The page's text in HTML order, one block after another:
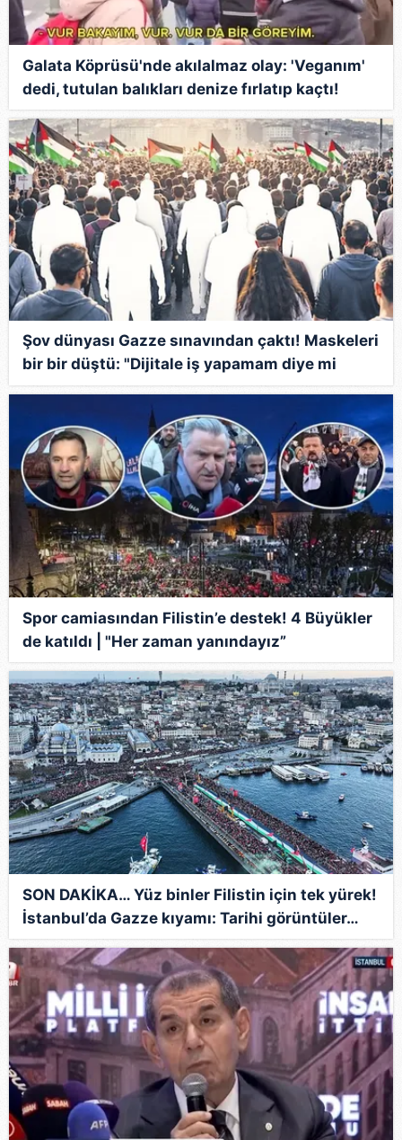
Galata Köprüsü'nde akılalmaz olay: 'Veganım'
dedi, tutulan balıkları denize fırlatıp kaçtı!
Şov dünyası Gazze sınavından çaktı! Maskeleri
bir bir düştü: "Dijitale iş yapamam diye mi
korktunuz?"
Spor camiasından Filistin’e destek! 4 Büyükler
de katıldı | "Her zaman yanındayız”
SON DAKİKA… Yüz binler Filistin için tek yürek!
İstanbul’da Gazze kıyamı: Tarihi görüntüler…